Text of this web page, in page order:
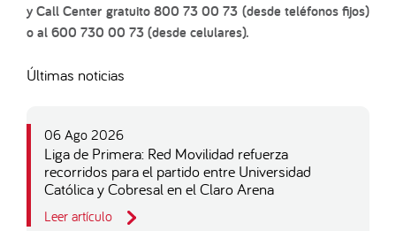
y Call Center gratuito 800 73 00 73 (desde teléfonos fijos)
o al 600 730 00 73 (desde celulares).
Últimas noticias
06 Ago 2026
Liga de Primera: Red Movilidad refuerza
recorridos para el partido entre Universidad
Católica y Cobresal en el Claro Arena
Leer artículo